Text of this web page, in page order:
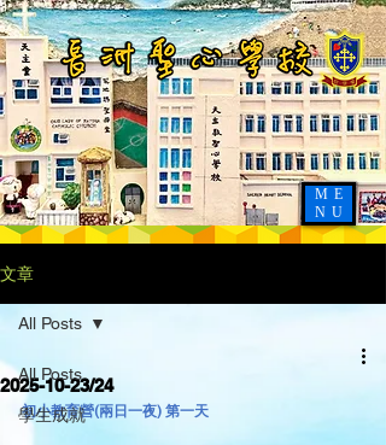
ME
NU
文章
All Posts
學生成就
All Posts
2025-10-23/24
初小教育營(兩日一夜) 第一天